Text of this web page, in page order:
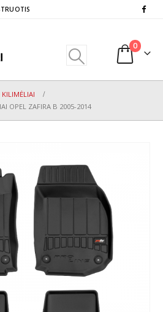
0
KILIMĖLIAI
OPEL ZAFIRA B 2005-2014